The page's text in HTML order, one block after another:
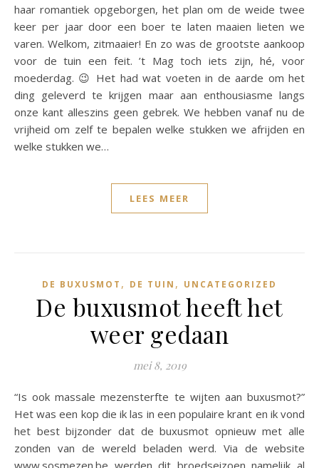
haar romantiek opgeborgen, het plan om de weide twee
keer per jaar door een boer te laten maaien lieten we
varen. Welkom, zitmaaier! En zo was de grootste aankoop
voor de tuin een feit. ’t Mag toch iets zijn, hé, voor
moederdag. 😉 Het had wat voeten in de aarde om het
ding geleverd te krijgen maar aan enthousiasme langs
onze kant alleszins geen gebrek. We hebben vanaf nu de
vrijheid om zelf te bepalen welke stukken we afrijden en
welke stukken we…
LEES MEER
DE BUXUSMOT , DE TUIN , UNCATEGORIZED
De buxusmot heeft het
weer gedaan
mei 8, 2019
“Is ook massale mezensterfte te wijten aan buxusmot?”
Het was een kop die ik las in een populaire krant en ik vond
het best bijzonder dat de buxusmot opnieuw met alle
zonden van de wereld beladen werd. Via de website
www.sosmezen.be werden dit broedseizoen namelijk al